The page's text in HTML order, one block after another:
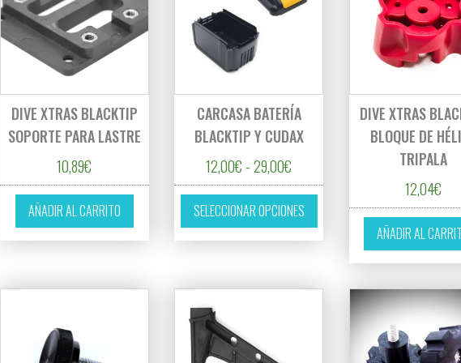
DIVE XTRAS BLACKTIP
SOPORTE PARA LASTRE
10,89€
AÑADIR AL CARRITO
CARCASA BATERÍA
BLACKTIP Y CUDAX
12,00€ -29,00€ Rango de precios: desde 12,00€
SELECCIONAR OPCIONES
Este producto tiene múltiples
DIVE XTRAS
BLOQUE DE
TRIPALA
12,04€
AÑADIR AL